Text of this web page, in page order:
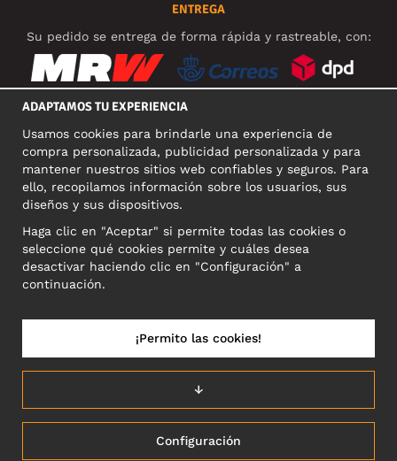
ENTREGA
Su pedido se entrega de forma rápida y rastreable, con:
REDES SOCIALES
DIRECCIÓN COMERCIAL
Motley Denim Europe OÜ
Narva mnt 5, EE-10117 Tallinn
Reg: 12356245
ESPAÑA/ESPAÑOL
ADAPTAMOS TU EXPERIENCIA
Usamos cookies para brindarle una experiencia de
compra personalizada, publicidad personalizada y para
mantener nuestros sitios web confiables y seguros. Para
ello, recopilamos información sobre los usuarios, sus
diseños y sus dispositivos.
Haga clic en "Aceptar" si permite todas las cookies o
seleccione qué cookies permite y cuáles desea
desactivar haciendo clic en "Configuración" a
continuación.
Configuración
↓
¡Permito las cookies!